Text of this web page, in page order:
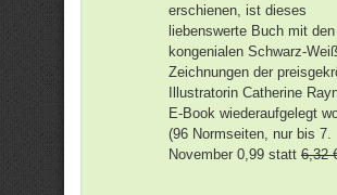
erschienen, ist dieses
liebenswerte Buch mit den
kongenialen Schwarz-
Zeichnungen der
Illustratorin Catherine
E-Book wiederaufgelegt
(96 Normseiten, nur bis 7.
November 0,99 statt 6,32